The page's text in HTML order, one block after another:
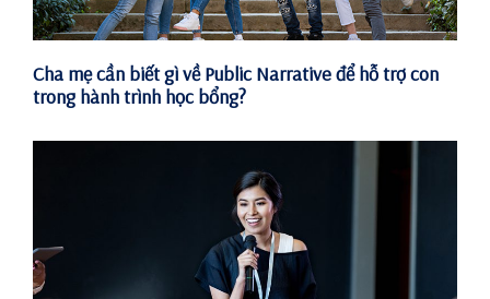
Cha mẹ cần biết gì về Public Narrative để hỗ trợ con
trong hành trình học bổng?